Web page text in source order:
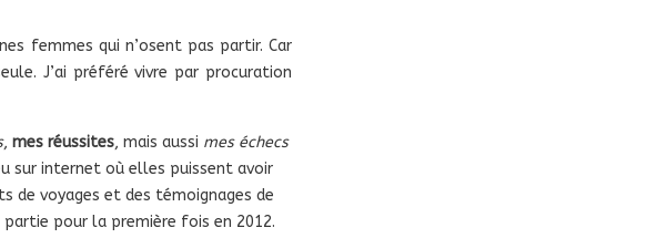
femmes qui n’osent pas partir. Car
J’ai préféré vivre par procuration
, mes réussites, mais aussi mes échecs
sur internet où elles puissent avoir
de voyages et des témoignages de
partie pour la première fois en 2012.